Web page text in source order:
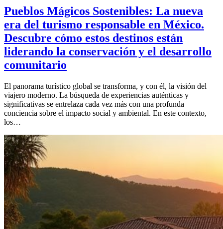
Pueblos Mágicos Sostenibles: La nueva
era del turismo responsable en México.
Descubre cómo estos destinos están
liderando la conservación y el desarrollo
comunitario
El panorama turístico global se transforma, y con él, la visión del
viajero moderno. La búsqueda de experiencias auténticas y
significativas se entrelaza cada vez más con una profunda
conciencia sobre el impacto social y ambiental. En este contexto,
los…